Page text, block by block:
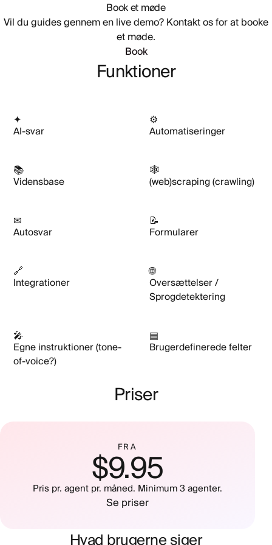
Book et møde
Vil du guides gennem en live demo? Kontakt os for at booke
et møde.
Book
Funktioner
✦
AI-svar
⚙
Automatiseringer
📚
Vidensbase
🕸
(web)scraping (crawling)
✉
Autosvar
📝
Formularer
🔗
Integrationer
🌐
Oversættelser /
Sprogdetektering
🎤
Egne instruktioner (tone-
of-voice?)
▤
Brugerdefinerede felter
Priser
FRA
$9.95
Pris pr. agent pr. måned. Minimum 3 agenter.
Se priser
Hvad brugerne siger